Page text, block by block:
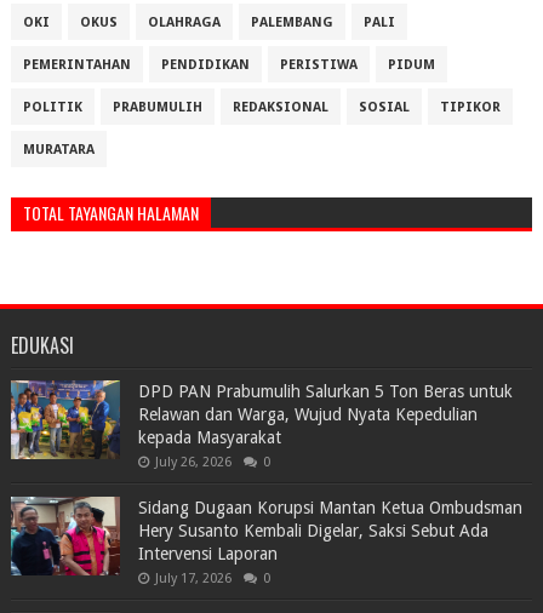
OKI OKUS OLAHRAGA PALEMBANG PALI
PEMERINTAHAN PENDIDIKAN PERISTIWA PIDUM
POLITIK PRABUMULIH REDAKSIONAL SOSIAL TIPIKOR
MURATARA
TOTAL TAYANGAN HALAMAN
EDUKASI
DPD PAN Prabumulih Salurkan 5 Ton Beras untuk
Relawan dan Warga, Wujud Nyata Kepedulian
kepada Masyarakat
July 26, 2026 0
Sidang Dugaan Korupsi Mantan Ketua Ombudsman
Hery Susanto Kembali Digelar, Saksi Sebut Ada
Intervensi Laporan
July 17, 2026 0